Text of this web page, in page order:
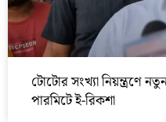
টোটোর সংখ্যা নিয়ন্ত্রণে
পারমিটে ই-রিকশা